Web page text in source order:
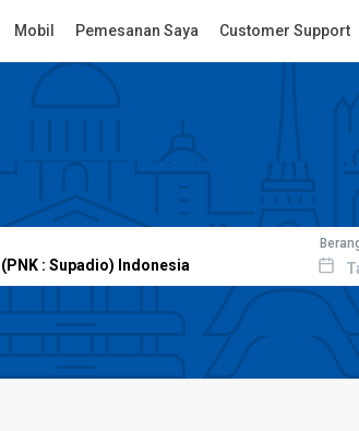
Mobil Pemesanan Saya Customer Support